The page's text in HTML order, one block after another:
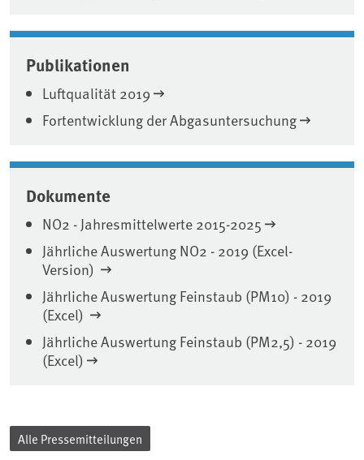
Publikationen
Luftqualität 2019
Fortentwicklung der Abgasuntersuchung
Dokumente
NO2 - Jahresmittelwerte 2015-2025
Jährliche Auswertung NO2 - 2019 (Excel-
Version)
Jährliche Auswertung Feinstaub (PM10) - 2019
(Excel)
Jährliche Auswertung Feinstaub (PM2,5) - 2019
(Excel)
Alle Pressemitteilungen